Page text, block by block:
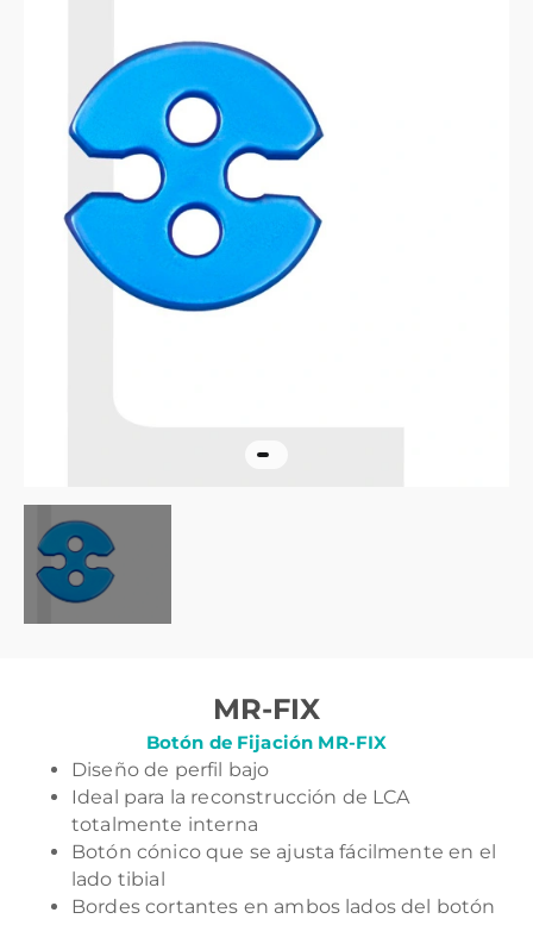
MR-FIX
Botón de Fijación MR-FIX
Diseño de perfil bajo
Ideal para la reconstrucción de LCA
totalmente interna
Botón cónico que se ajusta fácilmente en el
lado tibial
Bordes cortantes en ambos lados del botón